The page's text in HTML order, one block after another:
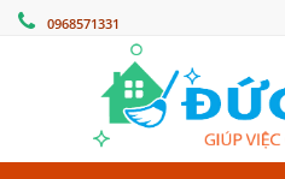
0968571331